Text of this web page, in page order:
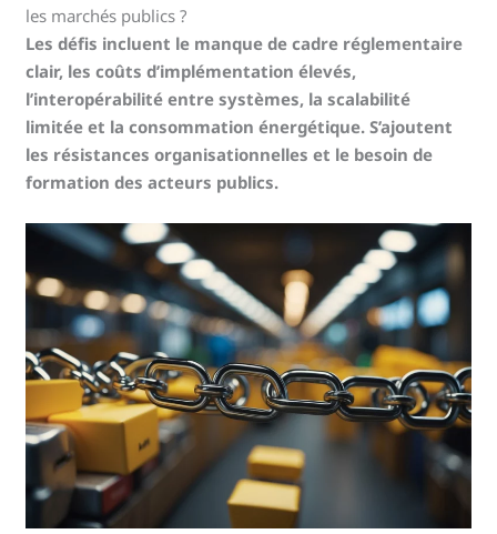
les marchés publics ?
Les défis incluent le manque de cadre réglementaire
clair, les coûts d’implémentation élevés,
l’interopérabilité entre systèmes, la scalabilité
limitée et la consommation énergétique. S’ajoutent
les résistances organisationnelles et le besoin de
formation des acteurs publics.